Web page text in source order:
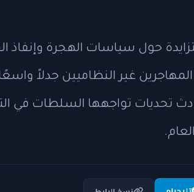
حول سياسات الهجرة وإنفاذ
غير النظاميين جدلاً
تحديات تواجهها السلطات في